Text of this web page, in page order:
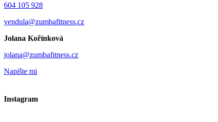
604 105 928
vendula@zumbafitness.cz
Jolana Kořínková
jolana@zumbafitness.cz
Napište mi
Instagram